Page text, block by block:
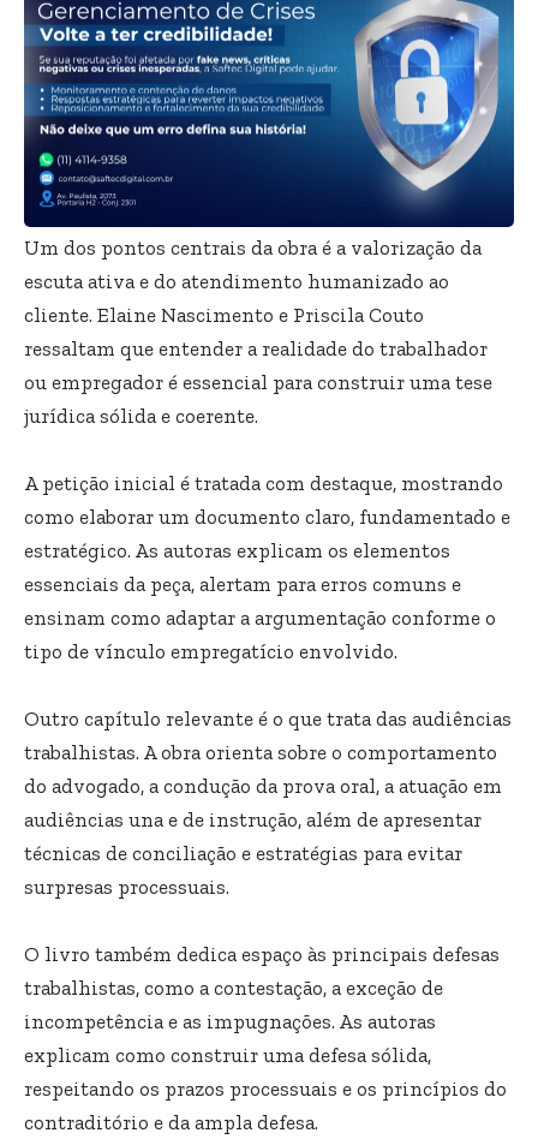
Um dos pontos centrais da obra é a valorização da
escuta ativa e do atendimento humanizado ao
cliente. Elaine Nascimento e Priscila Couto
ressaltam que entender a realidade do trabalhador
ou empregador é essencial para construir uma tese
jurídica sólida e coerente.
A petição inicial é tratada com destaque, mostrando
como elaborar um documento claro, fundamentado e
estratégico. As autoras explicam os elementos
essenciais da peça, alertam para erros comuns e
ensinam como adaptar a argumentação conforme o
tipo de vínculo empregatício envolvido.
Outro capítulo relevante é o que trata das audiências
trabalhistas. A obra orienta sobre o comportamento
do advogado, a condução da prova oral, a atuação em
audiências una e de instrução, além de apresentar
técnicas de conciliação e estratégias para evitar
surpresas processuais.
O livro também dedica espaço às principais defesas
trabalhistas, como a contestação, a exceção de
incompetência e as impugnações. As autoras
explicam como construir uma defesa sólida,
respeitando os prazos processuais e os princípios do
contraditório e da ampla defesa.